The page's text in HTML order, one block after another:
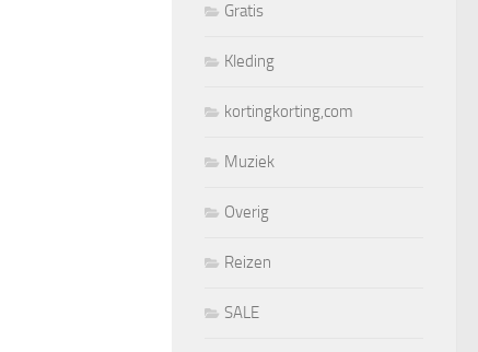
Gratis
Kleding
kortingkorting,com
Muziek
Overig
Reizen
SALE